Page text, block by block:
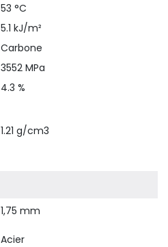
53 °C
5.1 kJ/m²
Carbone
3552 MPa
4.3 %
1.21 g/cm3
1,75 mm
Acier